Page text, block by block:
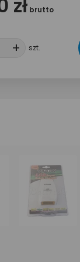
zł brutto
+ +
szt.